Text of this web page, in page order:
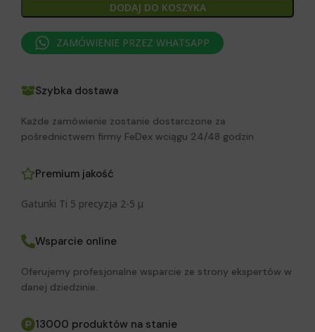
DODAJ DO KOSZYKA
ZAMÓWIENIE PRZEZ WHATSAPP
Szybka dostawa
Każde zamówienie zostanie dostarczone za
pośrednictwem firmy FeDex wciągu 24/48 godzin
Premium jakość
Gatunki Ti 5 precyzja 2-5 μ
Wsparcie online
Oferujemy profesjonalne wsparcie ze strony ekspertów w
danej dziedzinie.
13000 produktów na stanie